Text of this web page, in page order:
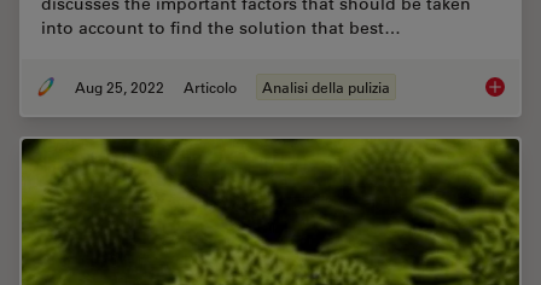
into account to find the solution that best…
Aug 25, 2022 Articolo Analisi della pulizia Factors